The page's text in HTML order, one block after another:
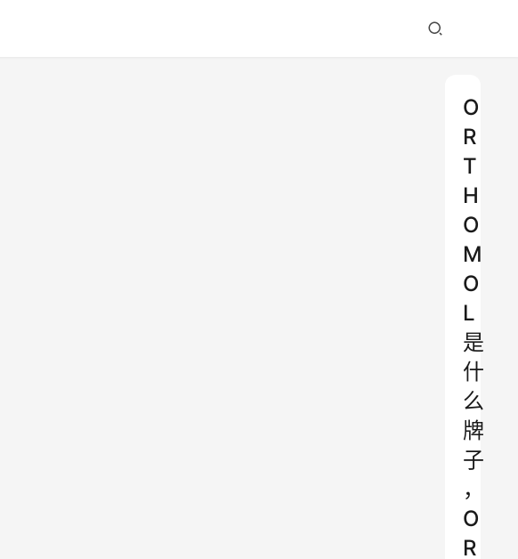
O
R
T
H
O
M
O
L
是
什
么
牌
子
，
O
R